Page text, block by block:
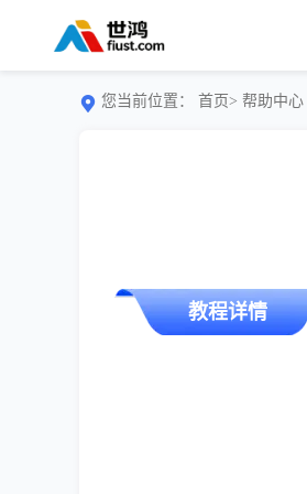
您当前位置： 首页> 帮助中心
教程详情